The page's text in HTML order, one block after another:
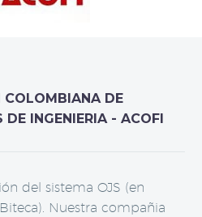
COLOMBIANA DE
DE INGENIERIA - ACOFI
del sistema OJS (en
Nuestra compañia